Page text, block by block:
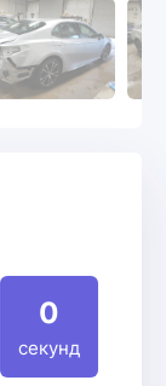
0
секунд